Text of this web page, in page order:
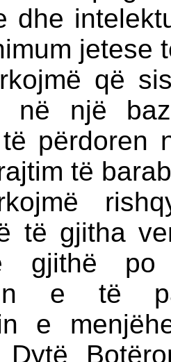
dhe
jetese
që
në një
përdoren
të
të gjitha
gjithë
e të
e
Dytë